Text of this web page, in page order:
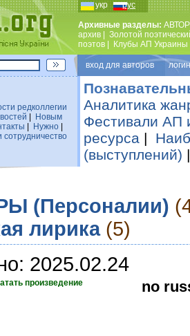
укр рус
Архивные разделы:
архив
Золотой
поэтов
Клубы АП Украины
вход для авторов
редколлегии
Новым
Нужно|
Аналитика
Фестивали АП
ресурса |
(выступлений)
(Персоналии)
лирика (5)
2025.02.24
произведение no